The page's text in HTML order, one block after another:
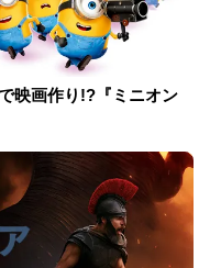
映画作り!?『ミニオン